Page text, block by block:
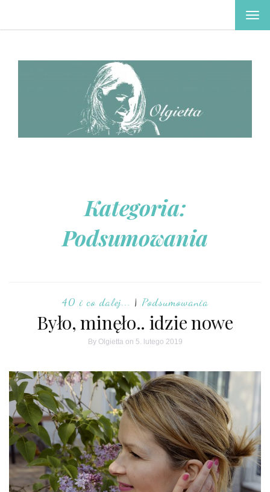
Kategoria:
Podsumowania
40 i co dalej... | Podsumowania
Było, minęło.. idzie nowe
By Olgiettaon 5. lutego 2019